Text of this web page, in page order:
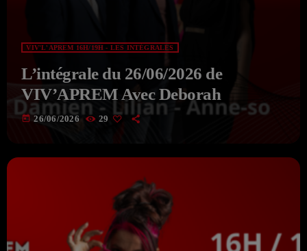
VIV'L'APREM 16H/19H - LES INTÉGRALES
L’intégrale du 26/06/2026 de
VIV’APREM Avec Deborah
today 26/06/2026 29